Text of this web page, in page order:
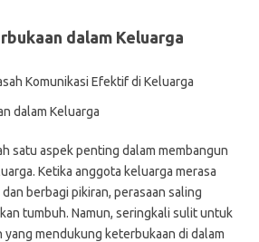
dalam Keluarga
dalam Keluarga
satu aspek penting dalam membangun
Ketika anggota keluarga merasa
berbagi pikiran, perasaan saling
tumbuh. Namun, seringkali sulit untuk
mendukung keterbukaan di dalam